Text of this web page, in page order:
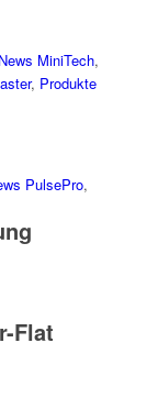
MiniTech,
, Produkte
PulsePro,
Flat